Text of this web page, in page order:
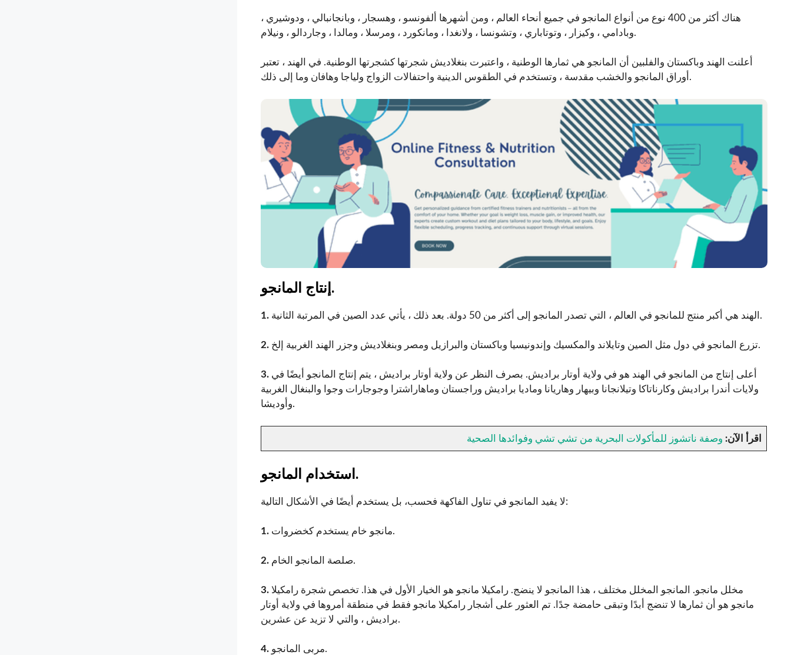
هناك أكثر من 400 نوع من أنواع المانجو في جميع أنحاء العالم ، ومن أشهرها ألفونسو ، وهسجار ، وبانجانبالي ، ودوشيري ،
وبادامي ، وكيزار ، وتوتاباري ، وتشونسا ، ولانغدا ، ومانكورد ، ومرسلا ، ومالدا ، وجاردالو ، ونيلام.
أعلنت الهند وباكستان والفلبين أن المانجو هي ثمارها الوطنية ، واعتبرت بنغلاديش شجرتها كشجرتها الوطنية. في الهند ، تعتبر
أوراق المانجو والخشب مقدسة ، وتستخدم في الطقوس الدينية واحتفالات الزواج ولياجا وهافان وما إلى ذلك.
إنتاج المانجو.
1. الهند هي أكبر منتج للمانجو في العالم ، التي تصدر المانجو إلى أكثر من 50 دولة. بعد ذلك ، يأتي عدد الصين في المرتبة الثانية.
2. تزرع المانجو في دول مثل الصين وتايلاند والمكسيك وإندونيسيا وباكستان والبرازيل ومصر وبنغلاديش وجزر الهند الغربية إلخ.
3. أعلى إنتاج من المانجو في الهند هو في ولاية أوتار براديش. بصرف النظر عن ولاية أوتار براديش ، يتم إنتاج المانجو أيضًا في
ولايات أندرا براديش وكارناتاكا وتيلانجانا وبيهار وهاريانا وماديا براديش وراجستان وماهاراشترا وجوجارات وجوا والبنغال الغربية
وأوديشا.
اقرأ الآن: وصفة ناتشوز للمأكولات البحرية من تشي تشي وفوائدها الصحية
استخدام المانجو.
لا يفيد المانجو في تناول الفاكهة فحسب، بل يستخدم أيضًا في الأشكال التالية:
1. مانجو خام يستخدم كخضروات.
2. صلصة المانجو الخام.
3.
مانجو هو أن ثمارها لا تنضج أبدًا وتبقى حامضة جدًا. تم العثور على أشجار رامكيلا مانجو فقط في منطقة أمروها في ولاية أوتار
براديش ، والتي لا تزيد عن عشرين.
4. مربى المانجو.